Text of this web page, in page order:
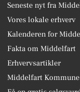
Seneste nyt fra
Vores lokale erhverv
Kalenderen for
Fakta om Middelfart
Erhvervsartikler
Middelfart Kommune